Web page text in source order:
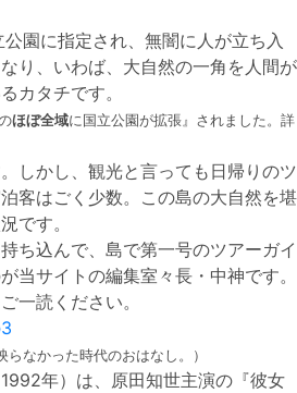
園に指定され、無闇に人が立ち入
り、いわば、大自然の一角を人間が
カタチです。
ほぼ全域に国立公園が拡張』されました。詳
しかし、観光と言っても日帰りのツ
客はごく少数。この島の大自然を堪
です。
ち込んで、島で第一号のツアーガイ
当サイトの編集室々長・中神です。
一読ください。
らなかった時代のおはなし。）
年）は、原田知世主演の『彼女